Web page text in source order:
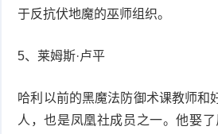
于反抗伏地魔的巫师组织。
5、莱姆斯·卢平
哈利以前的黑魔法防御术课教师和
人，也是凤凰社成员之一。他娶